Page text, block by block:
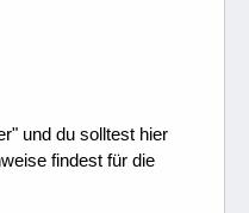
und du solltest hier
findest für die